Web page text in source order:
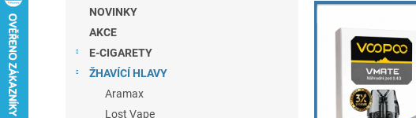
NOVINKY
AKCE
E-CIGARETY
ŽHAVÍCÍ HLAVY
Aramax
Lost Vape
produktu
je
hvězdiček.